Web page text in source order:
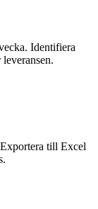
Identifiera
till Excel